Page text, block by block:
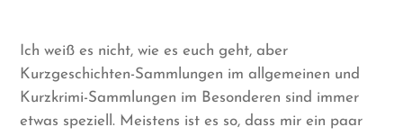
Ich weiß es nicht, wie es euch geht, aber
Kurzgeschichten-Sammlungen im allgemeinen und
Kurzkrimi-Sammlungen im Besonderen sind immer
etwas speziell. Meistens ist es so, dass mir ein paar